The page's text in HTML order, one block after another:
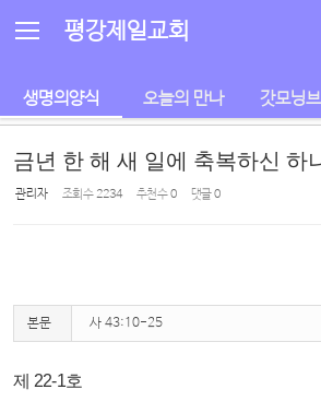
평강제일교회
생명의양식 오늘의 만나 갓모닝
금년 한 해 새 일에 축복하신 하
관리자 조회 수2234 추천 수0 댓글0
본문 사 43:10-25
제 22-1호